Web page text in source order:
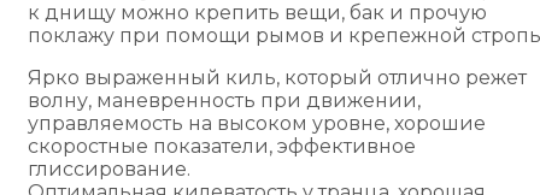
к днищу можно крепить вещи, бак и прочую
поклажу при помощи рымов и крепежной
Ярко выраженный киль, который отлично режет
волну, маневренность при движении,
управляемость на высоком уровне, хорошие
скоростные показатели, эффективное
глиссирование.